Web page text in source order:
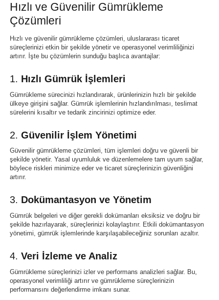
Hızlı ve Güvenilir Gümrükleme
Çözümleri
Hızlı ve güvenilir gümrükleme çözümleri, uluslararası ticaret
süreçlerinizi etkin bir şekilde yönetir ve operasyonel verimliliğinizi
artırır. İşte bu çözümlerin sunduğu başlıca avantajlar:
1. Hızlı Gümrük İşlemleri
Gümrükleme sürecinizi hızlandırarak, ürünlerinizin hızlı bir şekilde
ülkeye girişini sağlar. Gümrük işlemlerinin hızlandırılması, teslimat
sürelerini kısaltır ve tedarik zincirinizi optimize eder.
2. Güvenilir İşlem Yönetimi
Güvenilir gümrükleme çözümleri, tüm işlemleri doğru ve güvenli bir
şekilde yönetir. Yasal uyumluluk ve düzenlemelere tam uyum sağlar,
böylece riskleri minimize eder ve ticaret süreçlerinizin güvenliğini
artırır.
3. Dokümantasyon ve Yönetim
Gümrük belgeleri ve diğer gerekli dokümanları eksiksiz ve doğru bir
şekilde hazırlayarak, süreçlerinizi kolaylaştırır. Etkili dokümantasyon
yönetimi, gümrük işlemlerinde karşılaşabileceğiniz sorunları azaltır.
4. Veri İzleme ve Analiz
Gümrükleme süreçlerinizi izler ve performans analizleri sağlar. Bu,
operasyonel verimliliği artırır ve gümrükleme süreçlerinizin
performansını değerlendirme imkanı sunar.